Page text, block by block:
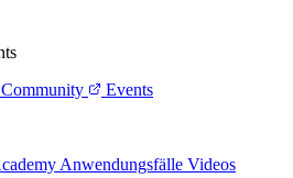
Community
Events
Anwendungsfälle Videos